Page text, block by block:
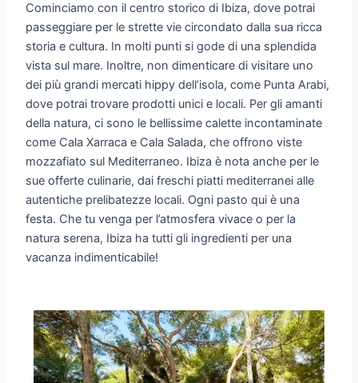
Cominciamo con il centro storico di Ibiza, dove potrai
passeggiare per le strette vie circondato dalla sua ricca
storia e cultura. In molti punti si gode di una splendida
vista sul mare. Inoltre, non dimenticare di visitare uno
dei più grandi mercati hippy dell’isola, come Punta Arabi,
dove potrai trovare prodotti unici e locali. Per gli amanti
della natura, ci sono le bellissime calette incontaminate
come Cala Xarraca e Cala Salada, che offrono viste
mozzafiato sul Mediterraneo. Ibiza è nota anche per le
sue offerte culinarie, dai freschi piatti mediterranei alle
autentiche prelibatezze locali. Ogni pasto qui è una
festa. Che tu venga per l’atmosfera vivace o per la
natura serena, Ibiza ha tutti gli ingredienti per una
vacanza indimenticabile!